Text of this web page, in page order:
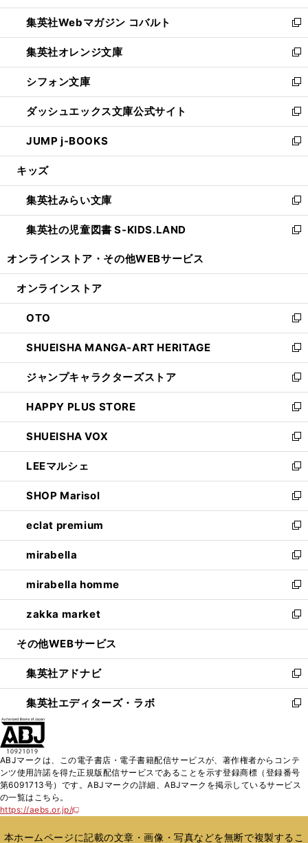
開
く
ウ
で
開
く
ン
ド
ウ
で
開
く
ウ
ィ
ン
ド
ウ
で
開
く
集英社Webマガジン コバルト
新
し
い
ウ
ィ
ン
ド
ウ
で
開
集英社オレンジ文庫
新
し
い
ウ
ィ
ン
ド
ウ
開
く
シフォン文庫
新
し
い
ウ
ィ
ン
ウ
で
開
く
ダッシュエックス文庫公式サイト
新
し
い
ウ
ン
ド
ウ
で
JUMP j-BOOKS
新
し
ウ
ィ
ン
ド
開
キッズ
集英社みらい文庫
新
し
い
ン
ウ
で
開
く
集英社の児童図書 S-KIDS.LAND
新
ウ
ン
ド
ウ
で
開
く
オンラインストア・ その他WEBサービス
オンラインストア
OTO
新
し
い
ウ
ィ
ン
ド
ウ
で
開
く
SHUEISHA MANGA-ART HERITAGE
新
し
い
ウ
ィ
ン
ド
ウ
で
開
く
ジャンプキャラクターズストア
新
し
い
ウ
ィ
ン
ド
ウ
で
開
く
HAPPY PLUS STORE
新
し
い
ウ
ィ
ン
ド
ウ
で
開
く
SHUEISHA VOX
新
し
い
ウ
ィ
ン
ド
ウ
で
開
く
LEEマルシェ
新
し
い
ウ
ィ
ン
ド
ウ
で
開
く
SHOP Marisol
新
し
い
ウ
ィ
ン
ド
ウ
で
開
eclat premium
新
し
い
ウ
ィ
ン
ド
ウ
開
く
mirabella
新
し
い
ウ
ィ
ン
ウ
で
開
く
mirabella homme
新
し
い
ウ
ン
ド
ウ
で
zakka market
新
し
ウ
ィ
ン
ド
く
その他WEBサービス
集英社アドナビ
新
し
い
ド
ウ
で
集英社エディターズ・ラボ
新
ィ
ン
ド
開
ABJマークは、この電子書店・電子書籍配信サービスが、著作権者からコンテ
ンツ使用許諾を得た正規版配信サービスであることを示す登録商標（登録番号
第6091713号）です。ABJマークの詳細、ABJマークを掲示しているサービス
の一覧はこちら。
https://aebs.or.jp/
新
い
本ホームページに記載の文章・画像・写真などを無断で複製するこ